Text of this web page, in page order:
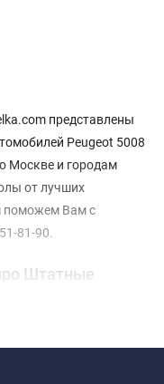
представлены
Peugeot 5008
Москве и городам
от лучших
поможем Вам с
81-90.
Штатные
(2013-2016)